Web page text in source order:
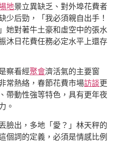
地景立異缺乏、對外埠花費者
少后勁，「我必須親自出手！
她對著牛土豪和虛空中的張水
沐日花費任務必定水平上還存
察看經聚會濟活氣的主要窗
常熱絡，春節花費市場訪談更
帶動性強等特色，具有更年夜
。
臉出，多地「愛？」林天秤的
個詞的定義，必須是情感比例